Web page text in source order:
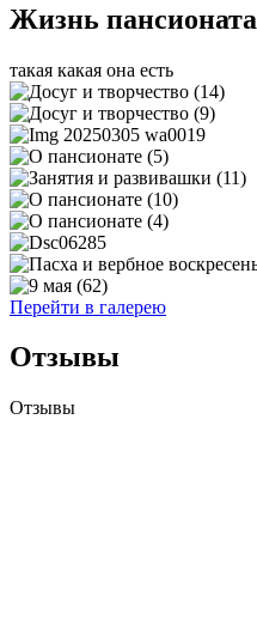
Жизнь пансионата
такая какая она есть
Перейти в галерею
Отзывы
Отзывы